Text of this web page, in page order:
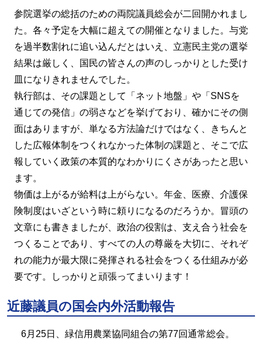
参院選挙の総括のための両院議員総会が二回開かれまし
た。各々予定を大幅に超えての開催となりました。与党
を過半数割れに追い込んだとはいえ、立憲民主党の選挙
結果は厳しく、国民の皆さんの声のしっかりとした受け
皿になりきれませんでした。
執行部は、その課題として「ネット地盤」や「SNSを
通じての発信」の弱さなどを挙げており、確かにその側
面はありますが、単なる方法論だけではなく、きちんと
した広報体制をつくれなかった体制の課題と、そこで広
報していく政策の本質的なわかりにくさがあったと思い
ます。
物価は上がるが給料は上がらない。年金、医療、介護保
険制度はいざという時に頼りになるのだろうか。冒頭の
文章にも書きましたが、政治の役割は、支え合う社会を
つくることであり、すべての人の尊厳を大切に、それぞ
れの能力が最大限に発揮される社会をつくる仕組みが必
要です。しっかりと頑張ってまいります！
近藤議員の国会内外活動報告
6月25日、緑信用農業協同組合の第77回通常総会。